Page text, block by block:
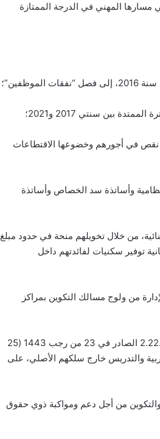
مسارها المهني في الدرجة الممتازة
بين سنتي 2017 و2021؛
نقص في أجورهم وخضوعها الاقتطاعات
وأساتذة سد الخصاص وأساتذة
من خلال تخويلهم منحة في حدود مبلغ
الدراسي 2025/2024، مع دراسة إمكانية توفير سكنيات لفائدتهم داخل
من ولوج مسالك التكوين بمراكز
– تمديد العمل بمقتضيات المادتين السادسة والسابعة من المرسوم رقم 2.22.69 الصادر في 23 من رجب 1443 (25
التربية والتدريس خارج سلكهم الأصلي، على
من أجل دعم ومواكبة ذوي حقوق